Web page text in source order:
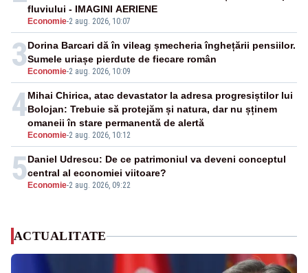
Economie-2 aug. 2026, 10:07
fluviului - IMAGINI AERIENE
3 Economie-2 aug. 2026, 10:09
Dorina Barcari dă în vileag șmecheria înghețării pensiilor.
Sumele uriașe pierdute de fiecare român
4
Economie-2 aug. 2026, 10:12
Mihai Chirica, atac devastator la adresa progresiștilor lui
Bolojan: Trebuie să protejăm și natura, dar nu șținem
omaneii în stare permanentă de alertă
5 Economie-2 aug. 2026, 09:22
Daniel Udrescu: De ce patrimoniul va deveni conceptul
central al economiei viitoare?
ACTUALITATE